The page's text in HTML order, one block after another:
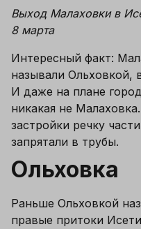
Выход Малаховки в
8 марта
Интересный факт:
называли Ольховкой,
И даже на плане
никакая не
застройки речку
запрятали в трубы.
Ольховка
Раньше Ольховкой
правые притоки